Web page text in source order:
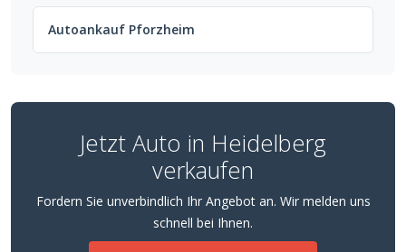
Autoankauf Pforzheim
Jetzt Auto in Heidelberg
verkaufen
Fordern Sie unverbindlich Ihr Angebot an. Wir melden uns
schnell bei Ihnen.